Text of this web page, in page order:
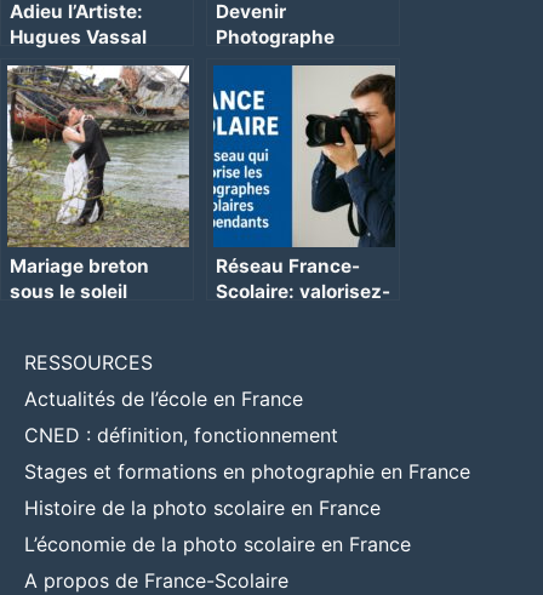
Adieu l’Artiste:
Hugues Vassal
Devenir
Photographe
Mariage breton
sous le soleil
Réseau France-
Scolaire: valorisez-
RESSOURCES
Actualités de l’école en France
CNED : définition, fonctionnement
Stages et formations en photographie en France
Histoire de la photo scolaire en France
L’économie de la photo scolaire en France
A propos de France-Scolaire